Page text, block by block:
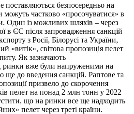
поставляються безпосередньо на
частково «просочуватися» в
Один із можливих шляхів – через
в ЄС після запровадження санкцій
з Росії, Білорусі та України,
«витік», світова пропозиція пелет
Як зазначають
ринки вже були напруженими на
ще до введення санкцій. Раптове та
призвело до скорочення
пелет на понад 2 млн тонн у 2022
що на ринки все ще надходить
пелет через треті країни.